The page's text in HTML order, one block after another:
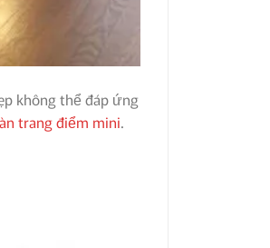
không thể đáp ứng
trang điểm mini.